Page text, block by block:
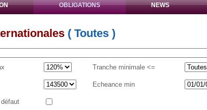
OBLIGATIONS NEWS
( Toutes )
Tranche minimale <=
Echeance min